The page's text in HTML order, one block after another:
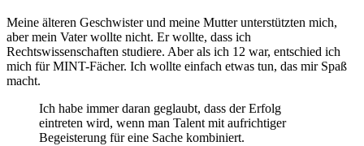
Meine älteren Geschwister und meine Mutter unterstützten mich,
aber mein Vater wollte nicht. Er wollte, dass ich
Rechtswissenschaften studiere. Aber als ich 12 war, entschied ich
mich für MINT-Fächer. Ich wollte einfach etwas tun, das mir Spaß
macht.
Ich habe immer daran geglaubt, dass der Erfolg
eintreten wird, wenn man Talent mit aufrichtiger
Begeisterung für eine Sache kombiniert.